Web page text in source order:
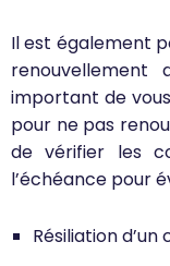
Il est également
important de
pour ne pas
de vérifier les
l’échéance pour
Résiliation d’un